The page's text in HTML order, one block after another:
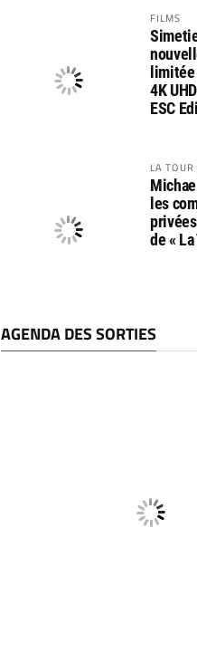
FILMS
4K
ESC
LA
les
de «
AGENDA DES SORTIES